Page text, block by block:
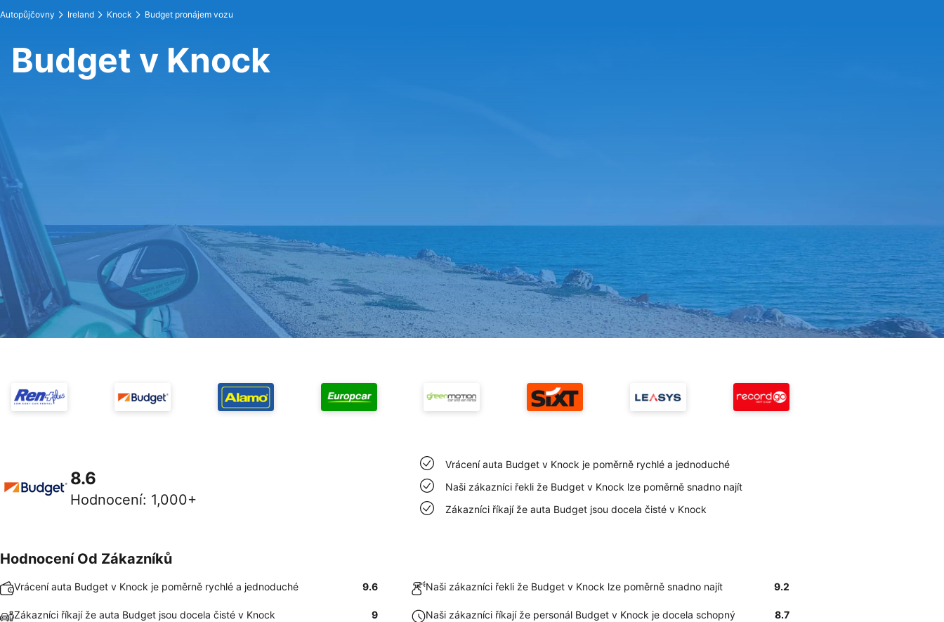
Autopůjčovny Ireland Knock Budget pronájem vozu
Budget v Knock
8.6
Hodnocení: 1,000+
Vrácení auta Budget v Knock je poměrně rychlé a jednoduché
Naši zákazníci řekli že Budget v Knock lze poměrně snadno najít
Zákazníci říkají že auta Budget jsou docela čisté v Knock
Hodnocení Od Zákazníků
Vrácení auta Budget v Knock je poměrně rychlé a jednoduché 9.6 Naši zákazníci řekli že Budget v Knock lze poměrně snadno najít 9.2
Zákazníci říkají že auta Budget jsou docela čisté v Knock 9 Naši zákazníci říkají že personál Budget v Knock je docela schopný 8.7